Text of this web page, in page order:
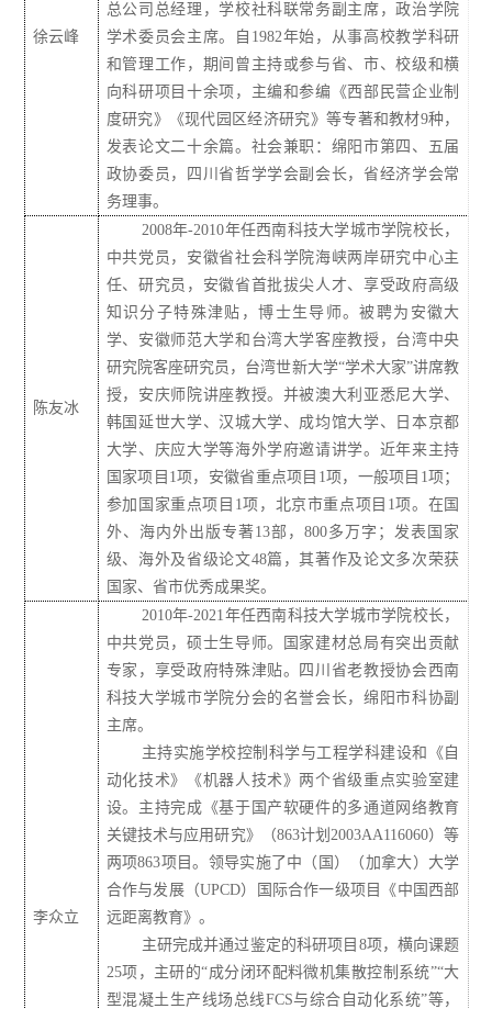
徐云峰
总公司总经理，学校社科联常务副主席，政治学院
学术委员会主席。自1982年始，从事高校教学科研
和管理工作，期间曾主持或参与省、市、校级和横
向科研项目十余项，主编和参编《西部民营企业制
度研究》《现代园区经济研究》等专著和教材9种，
发表论文二十余篇。社会兼职：绵阳市第四、五届
政协委员，四川省哲学学会副会长，省经济学会常
务理事。
陈友冰
2008年-2010年任西南科技大学城市学院校长，
中共党员，安徽省社会科学院海峡两岸研究中心主
任、研究员，安徽省首批拔尖人才、享受政府高级
知识分子特殊津贴，博士生导师。被聘为安徽大
学、安徽师范大学和 台湾大学客座教授，台湾中央
研究院客座研究员，台湾世新大学“学术大家”讲席教
授，安庆师院讲座教授。并被澳大利亚悉尼大学、
韩国延世大学、汉城大学、成均馆大学、日本京都
大学、庆应大学等海外学府邀请讲学。近年来主持
国家项目1项，安徽省重点项目1项，一般项目1项；
参加国家重点项目1项，北京市重点项目1项。在国
外、海内外出版专著13部，800多万字；发表国家
级、海外及省级论文48篇，其著作及论文多次荣获
国家、省市优秀成果奖。
李众立
2010年-2021年任西南科技大学城市学院校长，
中共党员，硕士生导师。国家建材总局有突出贡献
专家，享受政府特殊津贴。四川省老教授协会西南
科技大学城市学院分会的名誉会长，绵阳市科协副
主席。
主持实施学校控制科学与工程学科建设和《自
动化技术》《机器人技术》两个省级重点实验室建
设。主持完成《基于国产软硬件的多通道网络教育
关键技术与应用研究》（863计划2003AA116060）等
两项863项目。领导实施了中（国）（加拿大）大学
合作与发展（UPCD）国际合作一级项目《中国西部
远距离教育》。
主研完成并通过鉴定的科研项目8项，横向课题
25项，主研的“成分闭环配料微机集散控制系统”“大
型混凝土生产线场总线FCS与综合自动化系统”等，